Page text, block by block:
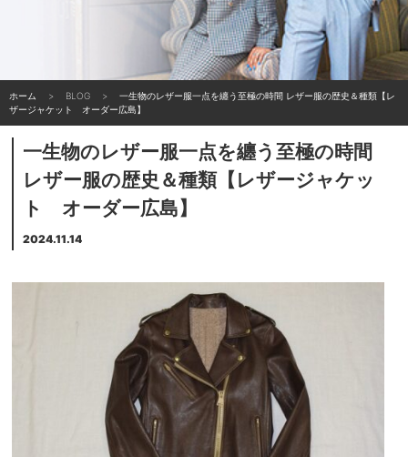
ホーム BLOG
一生物のレザー服一点を纏う至極の時間 レザー服の歴史＆種類【レ
ザージャケット オーダー広島】
一生物のレザー服一点を纏う至極の時間
レザー服の歴史＆種類【レザージャケッ
ト オーダー広島】
2024.11.14